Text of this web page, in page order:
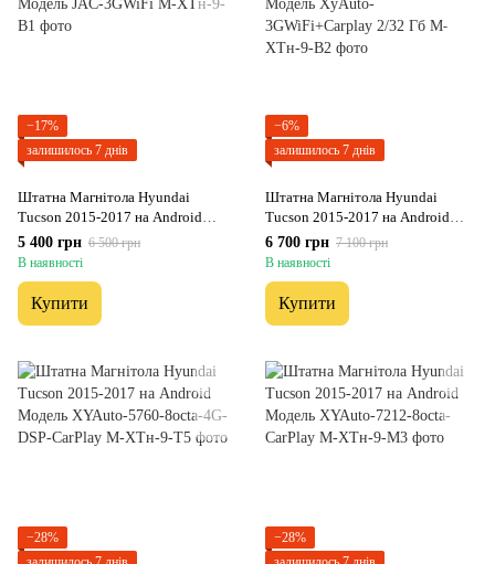
−17%
залишилось 7 днів
Штатна Магнітола Hyundai
Tucson 2015-2017 на Android
Модель JAC-3GWiFi
5 400 грн 6 500 грн
В наявності
Купити
−6%
залишилось 7 днів
Штатна Магнітола Hyundai
Tucson 2015-2017 на Android
Модель XyAuto-3GWiFi+Carplay
2/32 Гб
6 700 грн 7 100 грн
В наявності
Купити
−28%
−28%